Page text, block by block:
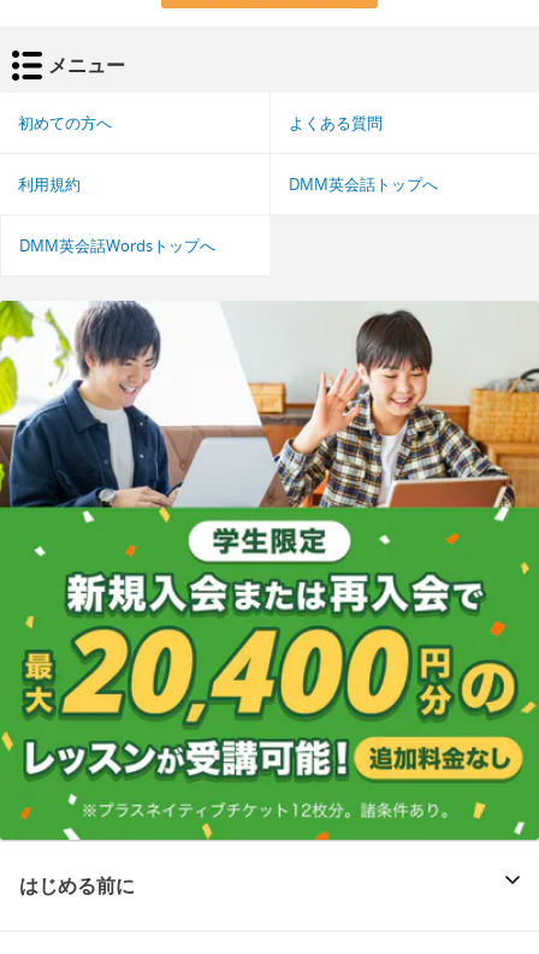
メニュー
初めての方へ よくある質問
利用規約 DMM英会話トップへ
DMM英会話Wordsトップへ
はじめる前に